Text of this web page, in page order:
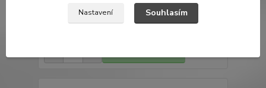
Kovový přívěšek M4 - 6cm
99 Kč
Nastavení Souhlasím